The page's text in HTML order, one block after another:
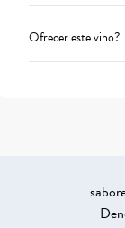
Ofrecer este vino?